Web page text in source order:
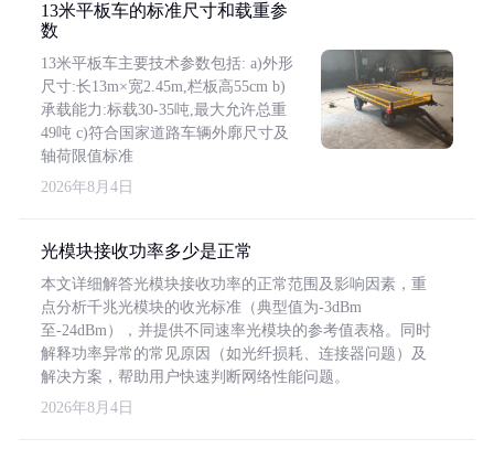
13米平板车的标准尺寸和载重参
数
13米平板车主要技术参数包括: a)外形
尺寸:长13m×宽2.45m,栏板高55cm b)
承载能力:标载30-35吨,最大允许总重
49吨 c)符合国家道路车辆外廓尺寸及
轴荷限值标准
2026年8月4日
光模块接收功率多少是正常
本文详细解答光模块接收功率的正常范围及影响因素，重
点分析千兆光模块的收光标准（典型值为-3dBm
至-24dBm），并提供不同速率光模块的参考值表格。同时
解释功率异常的常见原因（如光纤损耗、连接器问题）及
解决方案，帮助用户快速判断网络性能问题。
2026年8月4日